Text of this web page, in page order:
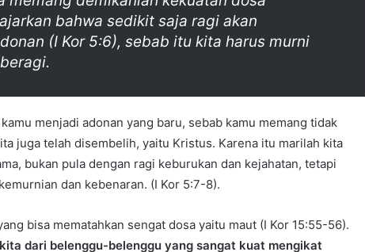
bahwa sedikit saja ragi akan
(I Kor 5:6), sebab itu kita harus murni
menjadi adonan yang baru, sebab kamu memang tidak
juga telah disembelih, yaitu Kristus. Karena itu marilah kita
bukan pula dengan ragi keburukan dan kejahatan, tetapi
dan kebenaran. (I Kor 5:7-8).
bisa mematahkan sengat dosa yaitu maut (I Kor 15:55-56).
dari belenggu-belenggu yang sangat kuat mengikat